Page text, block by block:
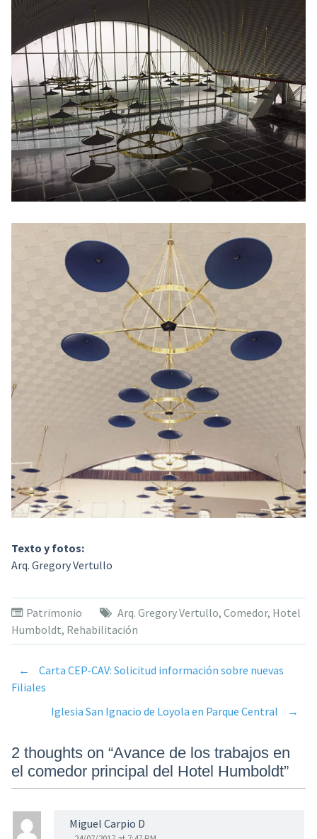
Texto y fotos:
Arq. Gregory Vertullo
Patrimonio Arq. Gregory Vertullo, Comedor, Hotel
Humboldt, Rehabilitación
Post
navigation
←
Carta CEP-CAV: Solicitud información sobre nuevas
Filiales
Iglesia San Ignacio de Loyola en Parque Central
→
2 thoughts on “Avance de los trabajos en
el comedor principal del Hotel Humboldt”
Miguel Carpio D